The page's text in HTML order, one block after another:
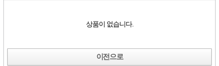
상품이 없습니다.
이전으로